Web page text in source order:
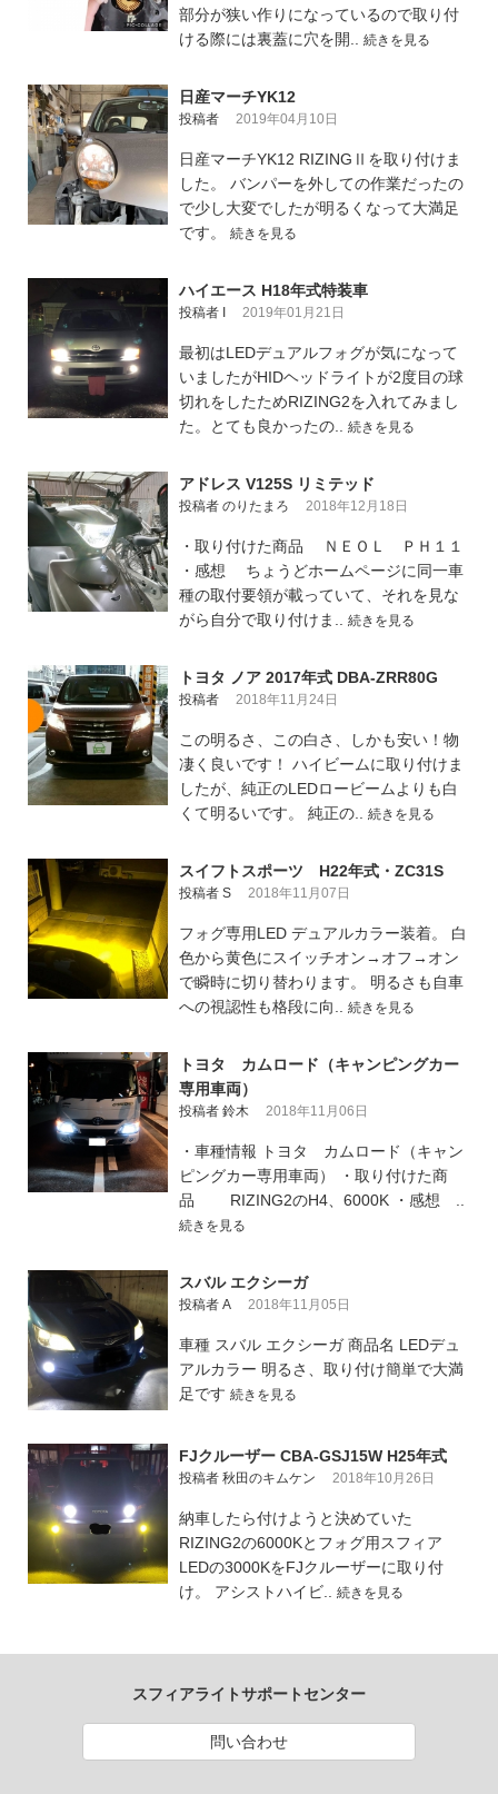
部分が狭い作りになっているので取り付
ける際には裏蓋に穴を開.. 続きを見る
日産マーチYK12
投稿者 2019年04月10日
日産マーチYK12 RIZINGⅡを取り付けま
した。 バンパーを外しての作業だったの
で少し大変でしたが明るくなって大満足
です。 続きを見る
ハイエース H18年式特装車
投稿者 I 2019年01月21日
最初はLEDデュアルフォグが気になって
いましたがHIDヘッドライトが2度目の球
切れをしたためRIZING2を入れてみまし
た。とても良かったの.. 続きを見る
アドレス V125S リミテッド
投稿者 のりたまろ 2018年12月18日
・取り付けた商品 ＮＥＯＬ ＰＨ１１
・感想 ちょうどホームページに同一車
種の取付要領が載っていて、それを見な
がら自分で取り付けま.. 続きを見る
トヨタ ノア 2017年式 DBA-ZRR80G
投稿者 2018年11月24日
この明るさ、この白さ、しかも安い！物
凄く良いです！ ハイビームに取り付けま
したが、純正のLEDロービームよりも白
くて明るいです。 純正の.. 続きを見る
スイフトスポーツ H22年式・ZC31S
投稿者 S 2018年11月07日
フォグ専用LED デュアルカラー装着。 白
色から黄色にスイッチオン→オフ→オン
で瞬時に切り替わります。 明るさも自車
への視認性も格段に向.. 続きを見る
トヨタ カムロード（キャンピングカー
専用車両）
投稿者 鈴木 2018年11月06日
・車種情報 トヨタ カムロード（キャン
ピングカー専用車両） ・取り付けた商
品 RIZING2のH4、6000K ・感想 ..
続きを見る
スバル エクシーガ
投稿者 A 2018年11月05日
車種 スバル エクシーガ 商品名 LEDデュ
アルカラー 明るさ、取り付け簡単で大満
足です 続きを見る
FJクルーザー CBA-GSJ15W H25年式
投稿者 秋田のキムケン 2018年10月26日
納車したら付けようと決めていた
RIZING2の6000Kとフォグ用スフィア
LEDの3000KをFJクルーザーに取り付
け。 アシストハイビ.. 続きを見る
スフィアライトサポートセンター
問い合わせ